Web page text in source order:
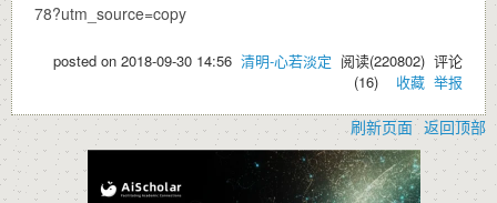
78?utm_source=copy
posted on 2018-09-30 14:56 清明-心若淡定 阅读(220802) 评论
(16) 收藏 举报
刷新页面 返回顶部